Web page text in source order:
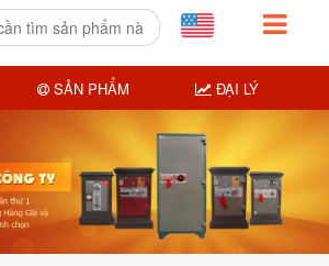
SẢN PHẨM ĐẠI LÝ